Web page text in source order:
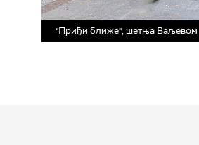
"Приђи ближе", шетња Ваљевом